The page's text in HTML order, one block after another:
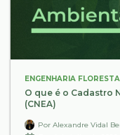
ENGENHARIA
O que é o Cadastro
(CNEA)
Por Alexandre Vidal